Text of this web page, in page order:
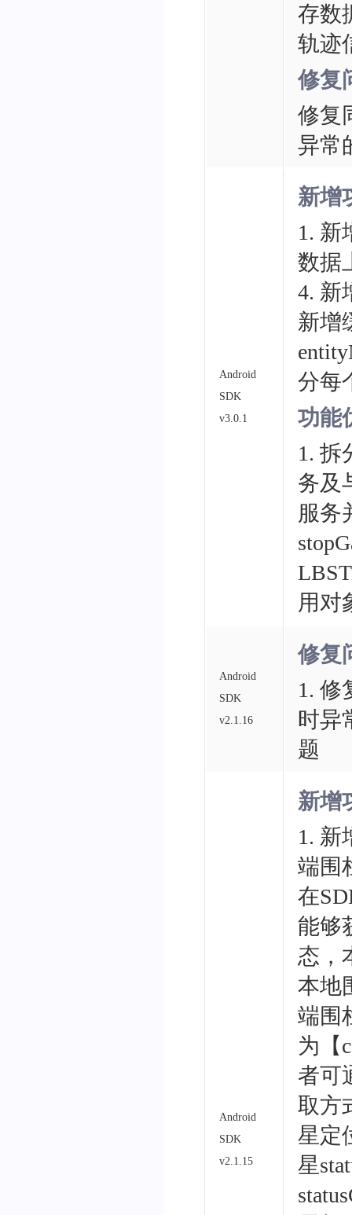
存数
轨迹
修复
修复
异常
Android
SDK
v3.0.1
新增
1. 新
数据
4. 新
新增
分每
功能
1. 拆
务及
服务
用对
Android
SDK
v2.1.16
修复
1. 修
时异
题
Android
SDK
v2.1.15
新增
1. 新
端围
在
能够
态，
本地
端围
为【
者可
取方
星定
星